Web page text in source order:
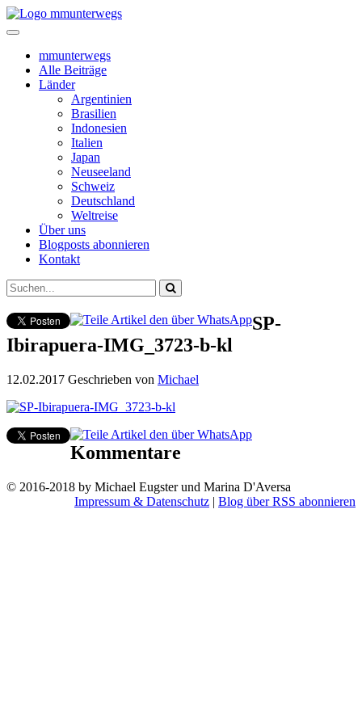
mmunterwegs
Alle Beiträge
Länder
Argentinien
Brasilien
Indonesien
Italien
Japan
Neuseeland
Schweiz
Deutschland
Weltreise
Über uns
Blogposts abonnieren
Kontakt
SP-
Ibirapuera-IMG_3723-b-kl
12.02.2017 Geschrieben von Michael
Kommentare
© 2016-2018 by Michael Eugster und Marina D'Aversa
Impressum & Datenschutz | Blog über RSS abonnieren